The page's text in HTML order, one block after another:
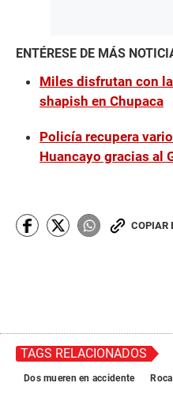
ENTÉRESE DE MÁS
Miles disfrutan con
shapish en Chupaca
Policía recupera
Huancayo gracias al
COPIAR
TAGS RELACIONADOS
Dos mueren en accidente